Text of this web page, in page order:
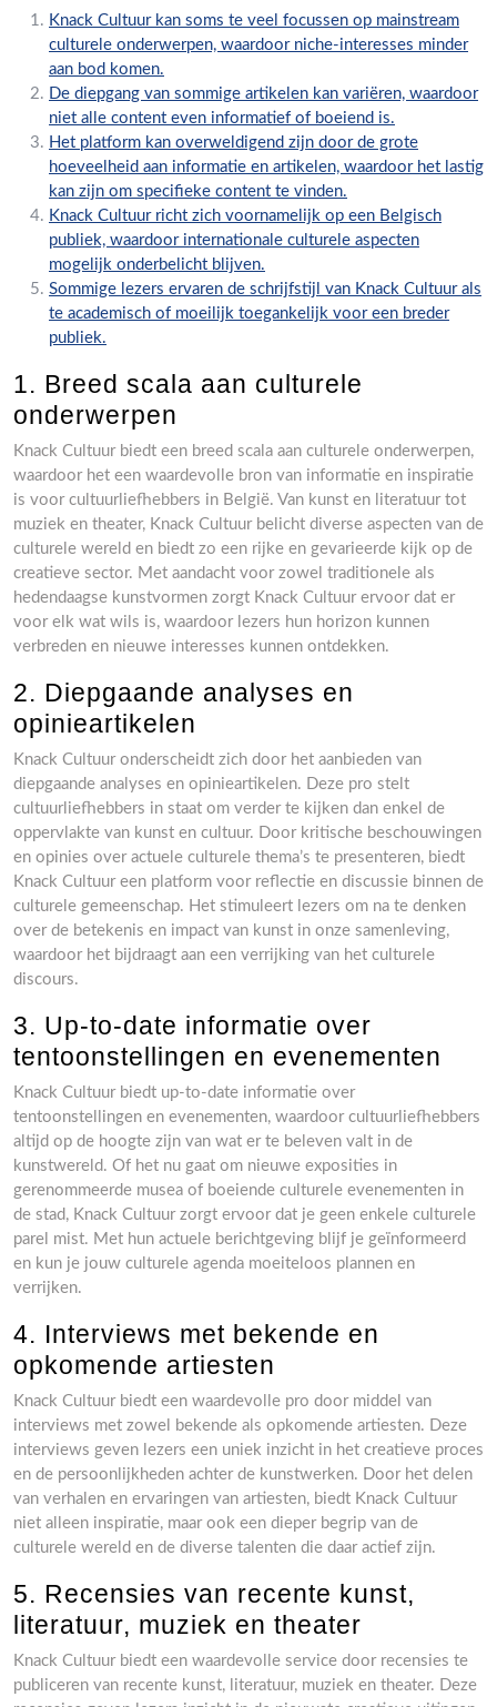
Knack Cultuur kan soms te veel focussen op mainstream
culturele onderwerpen, waardoor niche-interesses minder
aan bod komen.
De diepgang van sommige artikelen kan variëren, waardoor
niet alle content even informatief of boeiend is.
Het platform kan overweldigend zijn door de grote
hoeveelheid aan informatie en artikelen, waardoor het lastig
kan zijn om specifieke content te vinden.
Knack Cultuur richt zich voornamelijk op een Belgisch
publiek, waardoor internationale culturele aspecten
mogelijk onderbelicht blijven.
Sommige lezers ervaren de schrijfstijl van Knack Cultuur als
te academisch of moeilijk toegankelijk voor een breder
publiek.
1. Breed scala aan culturele
onderwerpen
Knack Cultuur biedt een breed scala aan culturele onderwerpen,
waardoor het een waardevolle bron van informatie en inspiratie
is voor cultuurliefhebbers in België. Van kunst en literatuur tot
muziek en theater, Knack Cultuur belicht diverse aspecten van de
culturele wereld en biedt zo een rijke en gevarieerde kijk op de
creatieve sector. Met aandacht voor zowel traditionele als
hedendaagse kunstvormen zorgt Knack Cultuur ervoor dat er
voor elk wat wils is, waardoor lezers hun horizon kunnen
verbreden en nieuwe interesses kunnen ontdekken.
2. Diepgaande analyses en
opinieartikelen
Knack Cultuur onderscheidt zich door het aanbieden van
diepgaande analyses en opinieartikelen. Deze pro stelt
cultuurliefhebbers in staat om verder te kijken dan enkel de
oppervlakte van kunst en cultuur. Door kritische beschouwingen
en opinies over actuele culturele thema’s te presenteren, biedt
Knack Cultuur een platform voor reflectie en discussie binnen de
culturele gemeenschap. Het stimuleert lezers om na te denken
over de betekenis en impact van kunst in onze samenleving,
waardoor het bijdraagt aan een verrijking van het culturele
discours.
3. Up-to-date informatie over
tentoonstellingen en evenementen
Knack Cultuur biedt up-to-date informatie over
tentoonstellingen en evenementen, waardoor cultuurliefhebbers
altijd op de hoogte zijn van wat er te beleven valt in de
kunstwereld. Of het nu gaat om nieuwe exposities in
gerenommeerde musea of boeiende culturele evenementen in
de stad, Knack Cultuur zorgt ervoor dat je geen enkele culturele
parel mist. Met hun actuele berichtgeving blijf je geïnformeerd
en kun je jouw culturele agenda moeiteloos plannen en
verrijken.
4. Interviews met bekende en
opkomende artiesten
Knack Cultuur biedt een waardevolle pro door middel van
interviews met zowel bekende als opkomende artiesten. Deze
interviews geven lezers een uniek inzicht in het creatieve proces
en de persoonlijkheden achter de kunstwerken. Door het delen
van verhalen en ervaringen van artiesten, biedt Knack Cultuur
niet alleen inspiratie, maar ook een dieper begrip van de
culturele wereld en de diverse talenten die daar actief zijn.
5. Recensies van recente kunst,
literatuur, muziek en theater
Knack Cultuur biedt een waardevolle service door recensies te
publiceren van recente kunst, literatuur, muziek en theater. Deze